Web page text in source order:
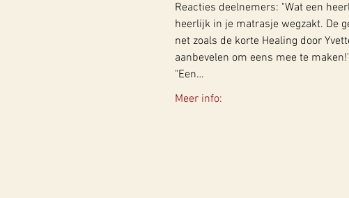
Reacties deelnemers: "Wat een
heerlijk in je matrasje wegzakt. De
net zoals de korte Healing door
aanbevelen om eens mee te
"Een…
Meer info: